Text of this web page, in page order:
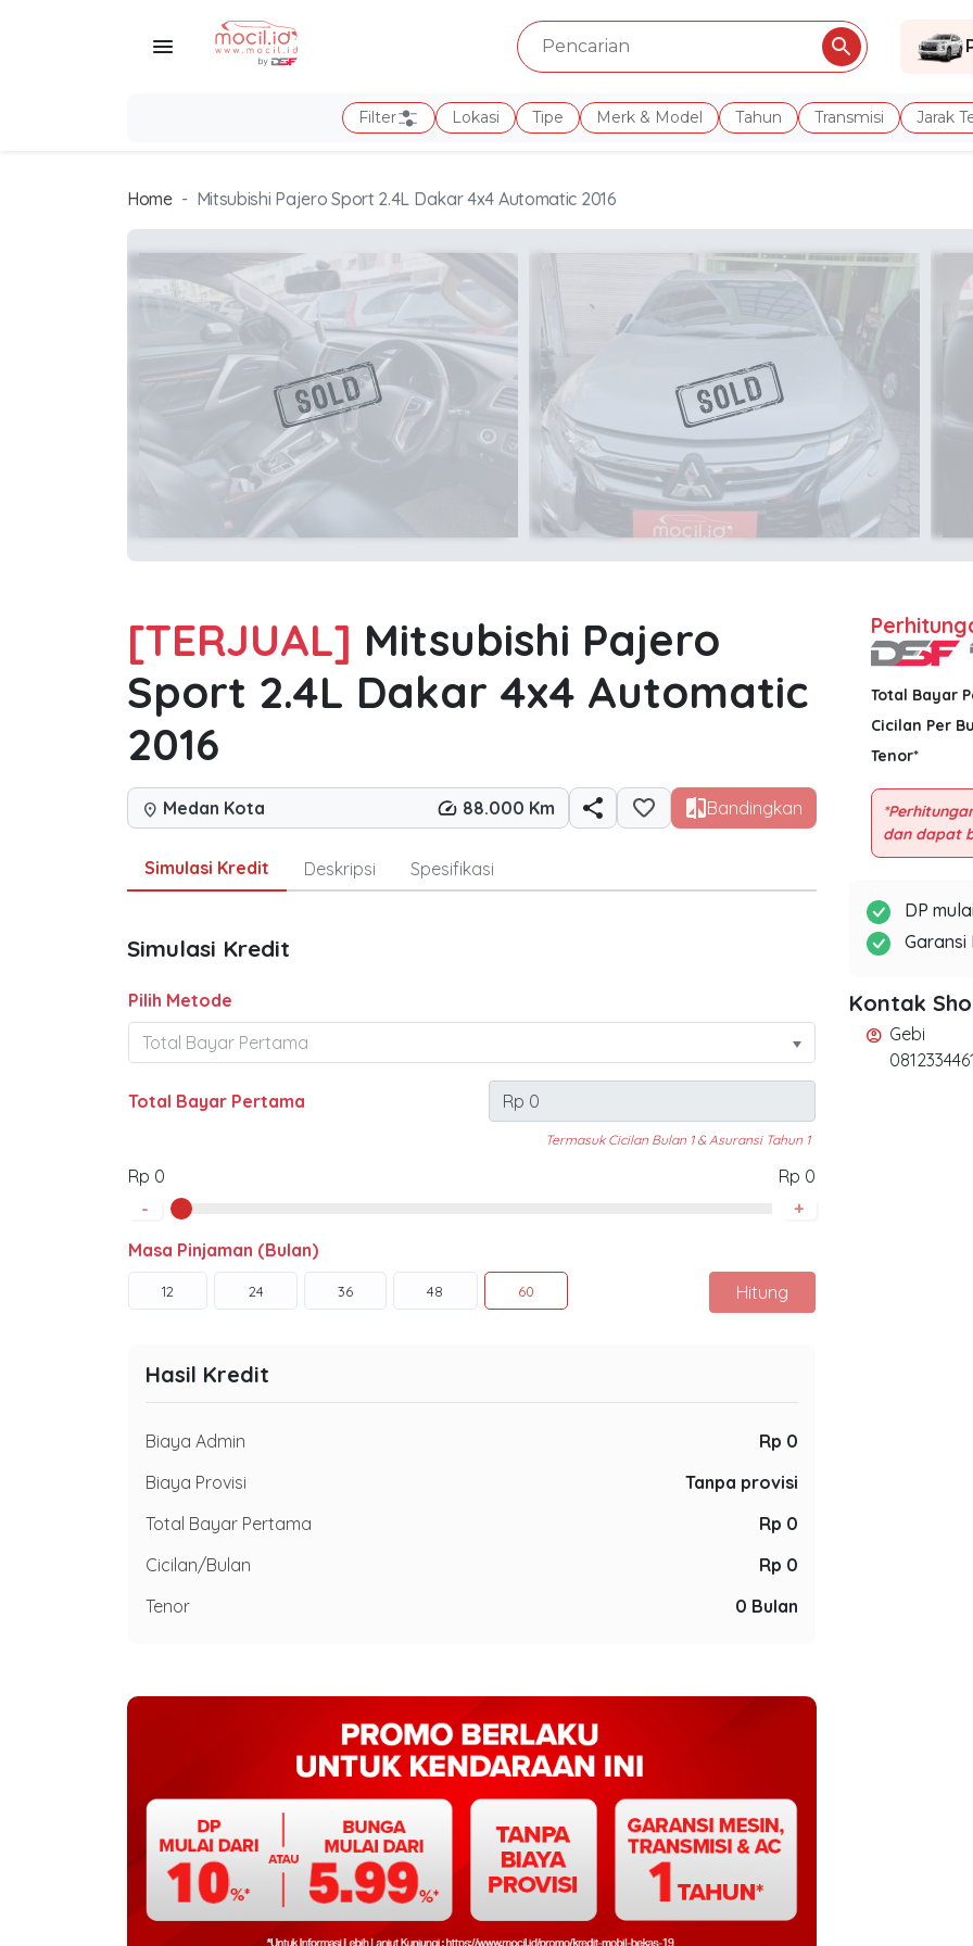
Filter Lokasi Tipe Merk & Model Tahun Transmisi Jarak
Home Mitsubishi Pajero Sport 2.4L Dakar 4x4 Automatic 2016
[TERJUAL] Mitsubishi Pajero
Sport 2.4L Dakar 4x4 Automatic
2016
location_on Medan Kota 88.000 Km Bandingkan
Simulasi Kredit Deskripsi Spesifikasi
Simulasi Kredit
Pilih Metode
Total Bayar Pertama
Termasuk Cicilan Bulan 1 & Asuransi Tahun 1
Rp 0
Rp 0
-
+
Masa Pinjaman (Bulan)
12 24 36 48 60 Hitung
Hasil Kredit
Biaya Admin
Rp 0
Biaya Provisi
Tanpa provisi
Total Bayar Pertama
Rp 0
Cicilan/Bulan
Rp 0
Tenor
0 Bulan
Total Bayar
Cicilan Per
Tenor*
DP
Garansi
Kontak
account_circle Gebi